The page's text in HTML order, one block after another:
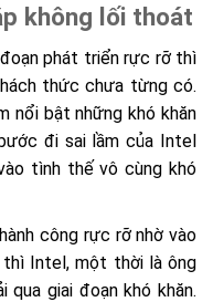
không lối thoát
phát triển rực rỡ thì
thức chưa từng có.
nổi bật những khó khăn
đi sai lầm của Intel
tình thế vô cùng khó
công rực rỡ nhờ vào
Intel, một thời là ông
qua giai đoạn khó khăn.